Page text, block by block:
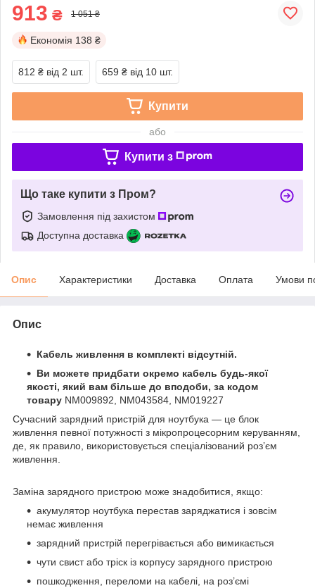
913 ₴ 1 051 ₴
Економія 138 ₴
812 ₴ від 2 шт. 659 ₴ від 10 шт.
Купити
або
Купити з
Що таке купити з Пром?
Замовлення під захистом
Доступна доставка
Опис Характеристики Доставка Оплата Умови
Опис
Кабель живлення в комплекті відсутній.
Ви можете придбати окремо кабель будь-якої
якості, який вам більше до вподоби, за кодом
товару NM009892, NM043584, NM019227
Сучасний зарядний пристрій для ноутбука — це блок
живлення певної потужності з мікропроцесорним керуванням,
де, як правило, використовується спеціалізований роз’єм
живлення.
Заміна зарядного пристрою може знадобитися, якщо:
акумулятор ноутбука перестав заряджатися і зовсім
немає живлення
зарядний пристрій перегрівається або вимикається
чути свист або тріск із корпусу зарядного пристрою
пошкодження, переломи на кабелі, на роз’ємі